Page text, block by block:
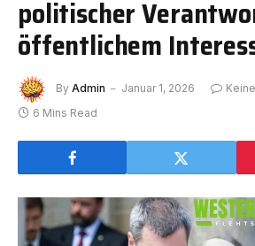
politischer
öffentlichem
By Admin Januar 1, 2026
6 Mins Read